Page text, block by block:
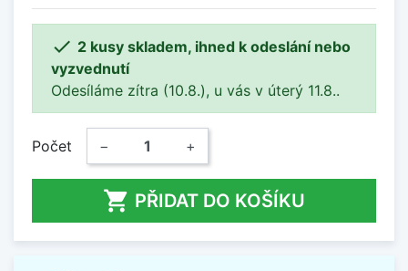
 2 kusy skladem, ihned k odeslání nebo
vyzvednutí
Odesíláme zítra (10.8.), u vás v úterý 11.8..
Počet − +
 PŘIDAT DO KOŠÍKU